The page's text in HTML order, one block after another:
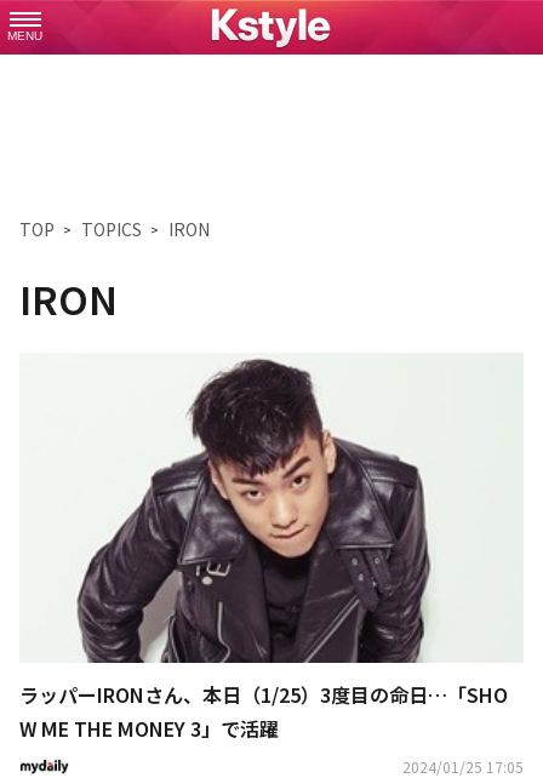
MENU
TOP TOPICS IRON
IRON
ラッパーIRONさん、本日（1/25）3度目の命日…「SHO
W ME THE MONEY 3」で活躍
2024/01/25 17:05